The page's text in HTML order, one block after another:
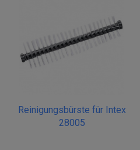
Reinigungsbürste für Intex
28005